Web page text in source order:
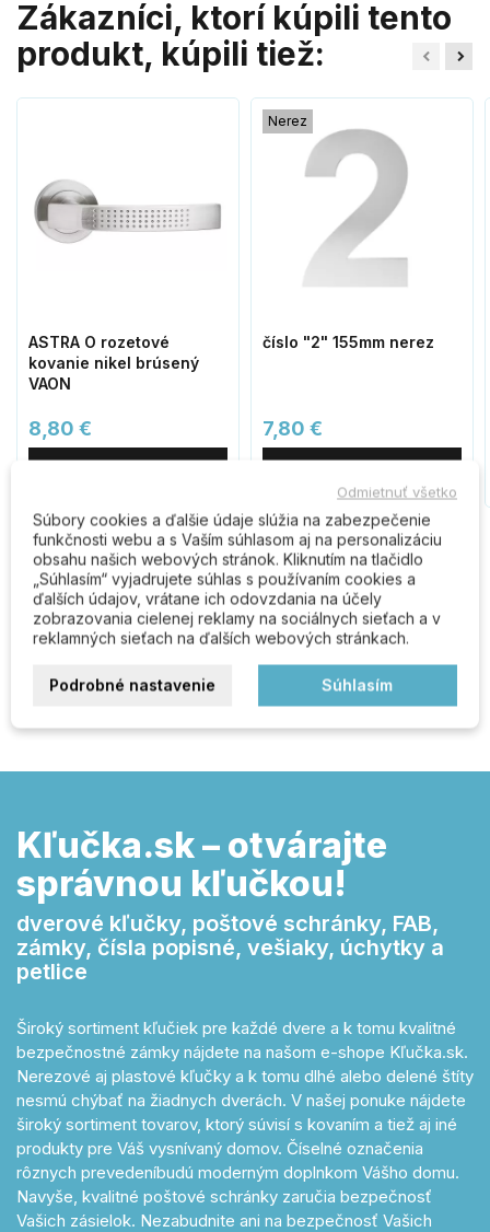
Zákazníci, ktorí kúpili tento
produkt, kúpili tiež:
ASTRA O rozetové
kovanie nikel brúsený
VAON
8,80 €
Nerez
číslo "2" 155mm nerez
7,80 €
Komentáre (0)
Buďte prvý kto napíše recenziu
Kľučka.sk – otvárajte
správnou kľučkou!
dverové kľučky, poštové schránky, FAB,
zámky, čísla popisné, vešiaky, úchytky a
petlice
Široký sortiment kľučiek pre každé dvere a k tomu kvalitné
bezpečnostné zámky nájdete na našom e-shope Kľučka.sk.
Nerezové aj plastové kľučky a k tomu dlhé alebo delené štíty
nesmú chýbať na žiadnych dverách. V našej ponuke nájdete
široký sortiment tovarov, ktorý súvisí s kovaním a tiež aj iné
produkty pre Váš vysnívaný domov. Číselné označenia
rôznych prevedeníbudú moderným doplnkom Vášho domu.
Navyše, kvalitné poštové schránky zaručia bezpečnosť
Vašich zásielok. Nezabudnite ani na bezpečnosť Vašich
Odmietnuť všetko
Súbory cookies a ďalšie údaje slúžia na zabezpečenie
funkčnosti webu a s Vaším súhlasom aj na personalizáciu
obsahu našich webových stránok. Kliknutím na tlačidlo
„Súhlasím“ vyjadrujete súhlas s používaním cookies a
ďalších údajov, vrátane ich odovzdania na účely
zobrazovania cielenej reklamy na sociálnych sieťach a v
reklamných sieťach na ďalších webových stránkach.
Podrobné nastavenie Súhlasím